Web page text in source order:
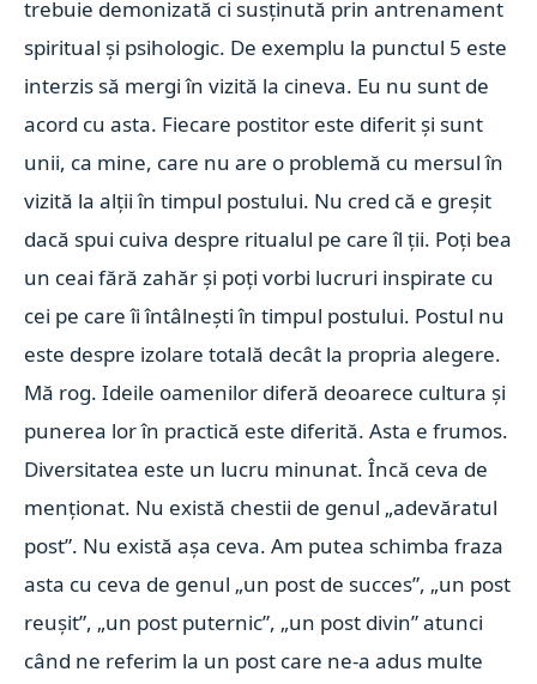
trebuie demonizată ci susținută prin antrenament
spiritual și psihologic. De exemplu la punctul 5 este
interzis să mergi în vizită la cineva. Eu nu sunt de
acord cu asta. Fiecare postitor este diferit și sunt
unii, ca mine, care nu are o problemă cu mersul în
vizită la alții în timpul postului. Nu cred că e greșit
dacă spui cuiva despre ritualul pe care îl ții. Poți bea
un ceai fără zahăr și poți vorbi lucruri inspirate cu
cei pe care îi întâlnești în timpul postului. Postul nu
este despre izolare totală decât la propria alegere.
Mă rog. Ideile oamenilor diferă deoarece cultura și
punerea lor în practică este diferită. Asta e frumos.
Diversitatea este un lucru minunat. Încă ceva de
menționat. Nu există chestii de genul „adevăratul
post”. Nu există așa ceva. Am putea schimba fraza
asta cu ceva de genul „un post de succes”, „un post
reușit”, „un post puternic”, „un post divin” atunci
când ne referim la un post care ne-a adus multe